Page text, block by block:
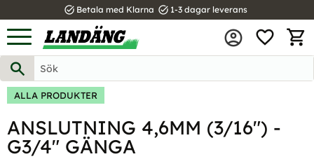
Meny
task_alt Betala med Klarna task_alt 1-3 dagar leverans
ALLA PRODUKTER
ANSLUTNING 4,6MM (3/16") -
G3/4" GÄNGA